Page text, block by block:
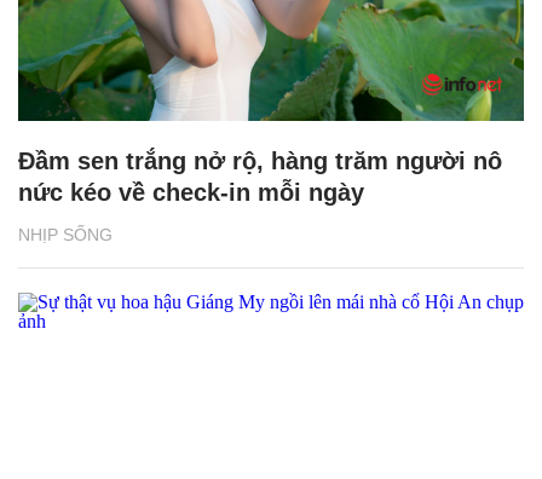
NHỊP SỐNG
Đầm sen trắng nở rộ, hàng trăm người nô
nức kéo về check-in mỗi ngày